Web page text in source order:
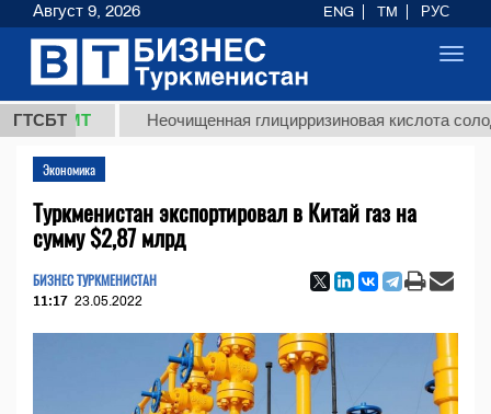
ГТСБТ
ТМТ Неочищенная глицирризиновая кислота
Экономика
Туркменистан экспортировал в Китай газ на
сумму $2,87 млрд
БИЗНЕС ТУРКМЕНИСТАН
11:17 23.05.2022
Август 9, 2026 ENG TM РУС